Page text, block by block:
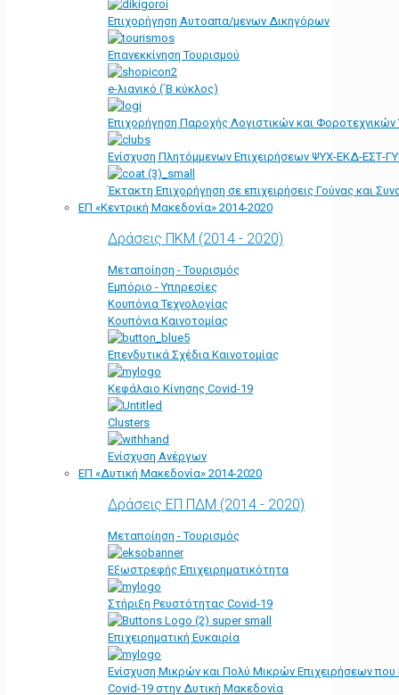
Επιχορήγηση Αυτοαπα/μενων Δικηγόρων
Επανεκκίνηση Τουρισμού
e-λιανικό (΄Β κύκλος)
Επιχορήγηση Παροχής Λογιστικών και
Ενίσχυση Πλητόμμενων Επιχειρήσεων ΨΥΧ-ΕΚΔ-ΕΣΤ-
Έκτακτη Επιχορήγηση σε επιχειρήσεις Γούνας και
ΕΠ «Kεντρική Μακεδονία» 2014-2020
Δράσεις ΠΚΜ (2014 - 2020)
Μεταποίηση - Τουρισμός
Εμπόριο - Υπηρεσίες
Κουπόνια Τεχνολογίας
Κουπόνια Καινοτομίας
Επενδυτικά Σχέδια Καινοτομίας
Κεφάλαιο Κίνησης Covid-19
Clusters
Ενίσχυση Ανέργων
ΕΠ «Δυτική Μακεδονία» 2014-2020
Δράσεις ΕΠ ΠΔΜ (2014 - 2020)
Μεταποίηση - Τουρισμός
Εξωστρεφής Επιχειρηματικότητα
Στήριξη Ρευστότητας Covid-19
Επιχειρηματική Ευκαιρία
Ενίσχυση Μικρών και Πολύ Μικρών Επιχειρήσεων
Covid-19 στην Δυτική Μακεδονία